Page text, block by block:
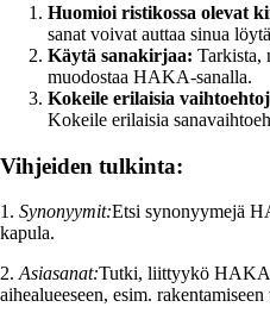
Huomioi ristikossa olevat
sanat voivat auttaa sinua
Käytä sanakirjaa: Tarkista,
muodostaa HAKA-sanalla.
Kokeile erilaisia
Kokeile erilaisia
Vihjeiden tulkinta:
1. Synonyymit:Etsi synonyymejä
kapula.
2. Asiasanat:Tutki, liittyykö
aihealueeseen, esim.